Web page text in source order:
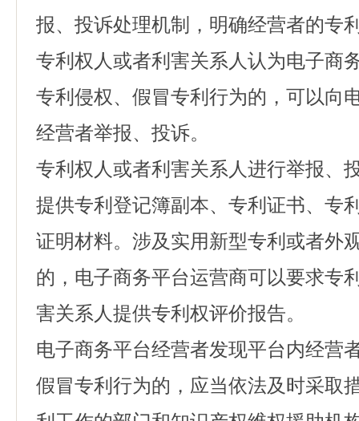
报、投诉处理机制，明确经营者的专
专利权人或者利害关系人认为电子商
专利侵权、假冒专利行为的，可以向
经营者举报、投诉。
专利权人或者利害关系人进行举报、
提供专利登记簿副本、专利证书、专
证明材料。涉及实用新型专利或者外
的，电子商务平台运营商可以要求专
害关系人提供专利权评价报告。
电子商务平台经营者发现平台内经营
假冒专利行为的，应当依法及时采取